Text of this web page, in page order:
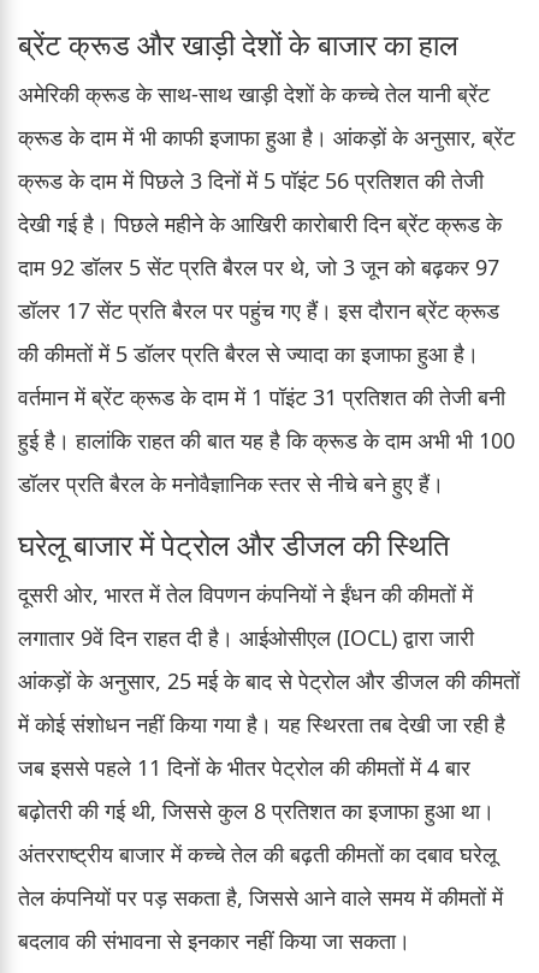
ब्रेंट क्रूड और खाड़ी देशों के बाजार का हाल
अमेरिकी क्रूड के साथ-साथ खाड़ी देशों के कच्चे तेल यानी ब्रेंट
क्रूड के दाम में भी काफी इजाफा हुआ है। आंकड़ों के अनुसार, ब्रेंट
क्रूड के दाम में पिछले 3 दिनों में 5 पॉइंट 56 प्रतिशत की तेजी
देखी गई है। पिछले महीने के आखिरी कारोबारी दिन ब्रेंट क्रूड के
दाम 92 डॉलर 5 सेंट प्रति बैरल पर थे, जो 3 जून को बढ़कर 97
डॉलर 17 सेंट प्रति बैरल पर पहुंच गए हैं। इस दौरान ब्रेंट क्रूड
की कीमतों में 5 डॉलर प्रति बैरल से ज्यादा का इजाफा हुआ है।
वर्तमान में ब्रेंट क्रूड के दाम में 1 पॉइंट 31 प्रतिशत की तेजी बनी
हुई है। हालांकि राहत की बात यह है कि क्रूड के दाम अभी भी 100
डॉलर प्रति बैरल के मनोवैज्ञानिक स्तर से नीचे बने हुए हैं।
घरेलू बाजार में पेट्रोल और डीजल की स्थिति
दूसरी ओर, भारत में तेल विपणन कंपनियों ने ईंधन की कीमतों में
लगातार 9वें दिन राहत दी है। आईओसीएल (IOCL) द्वारा जारी
आंकड़ों के अनुसार, 25 मई के बाद से पेट्रोल और डीजल की कीमतों
में कोई संशोधन नहीं किया गया है। यह स्थिरता तब देखी जा रही है
जब इससे पहले 11 दिनों के भीतर पेट्रोल की कीमतों में 4 बार
बढ़ोतरी की गई थी, जिससे कुल 8 प्रतिशत का इजाफा हुआ था।
अंतरराष्ट्रीय बाजार में कच्चे तेल की बढ़ती कीमतों का दबाव घरेलू
तेल कंपनियों पर पड़ सकता है, जिससे आने वाले समय में कीमतों में
बदलाव की संभावना से इनकार नहीं किया जा सकता।